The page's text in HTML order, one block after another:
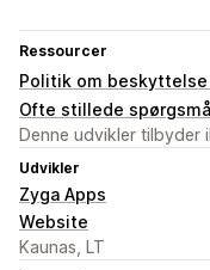
Ressourcer
Politik om
Ofte stillede spørgsmål
Denne udvikler tilbyder
Udvikler
Zyga Apps
Website
Kaunas, LT